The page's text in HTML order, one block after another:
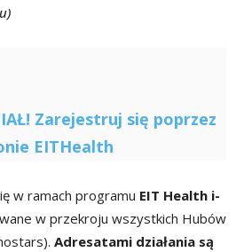
Zarejestruj się poprzez
EITHealth
w ramach programu EIT Health i-
w przekroju wszystkich Hubów
Adresatami działania są